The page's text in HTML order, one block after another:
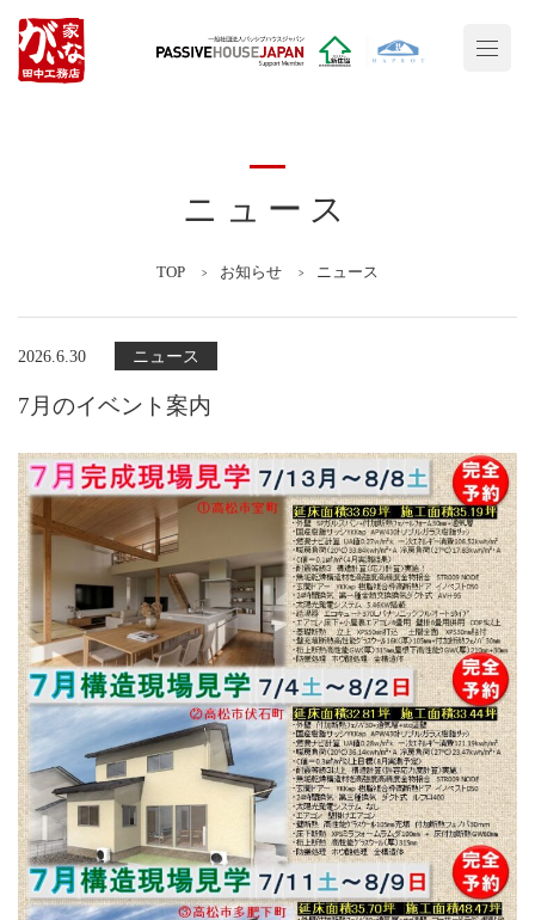
ニュース
TOP お知らせ ニュース
2026.6.30 ニュース
7月のイベント案内